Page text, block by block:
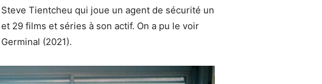
Tientcheu qui joue un agent de sécurité un
29 films et séries à son actif. On a pu le voir
(2021).